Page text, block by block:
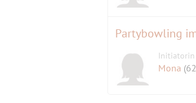
Partybowling
Initiatorin
Mona